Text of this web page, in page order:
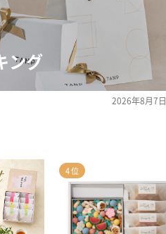
ング
2026年8月7日